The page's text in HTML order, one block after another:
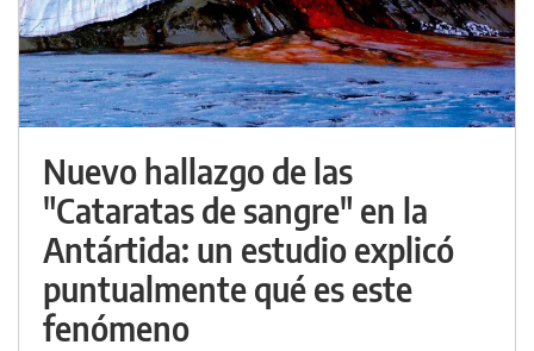
Nuevo hallazgo de las
"Cataratas de sangre" en la
Antártida: un estudio explicó
puntualmente qué es este
fenómeno